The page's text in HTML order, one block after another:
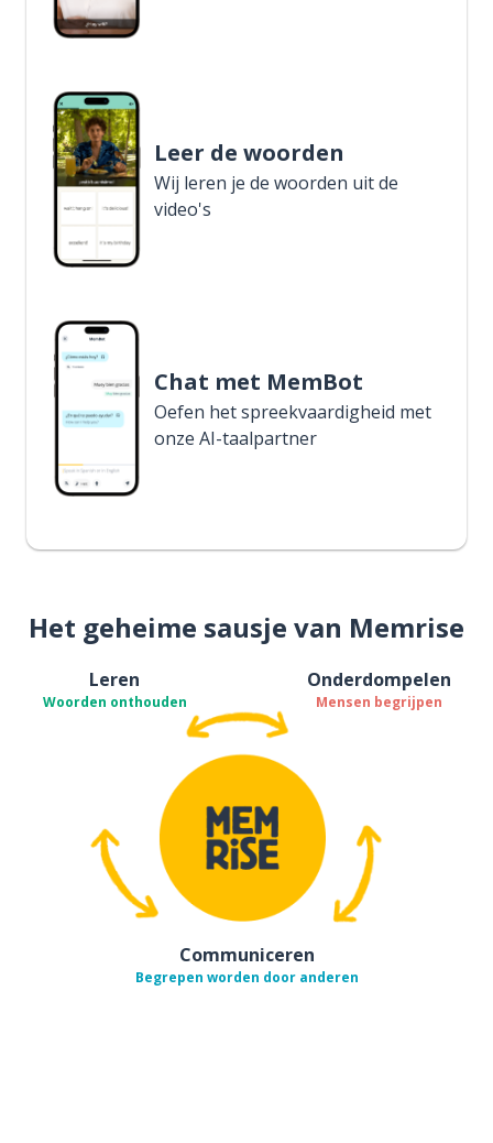
Leer de woorden
Wij leren je de woorden uit de
video's
Chat met MemBot
Oefen het spreekvaardigheid met
onze AI-taalpartner
Het geheime sausje van Memrise
Leren
Woorden onthouden
Onderdompelen
Mensen begrijpen
Communiceren
Begrepen worden door anderen